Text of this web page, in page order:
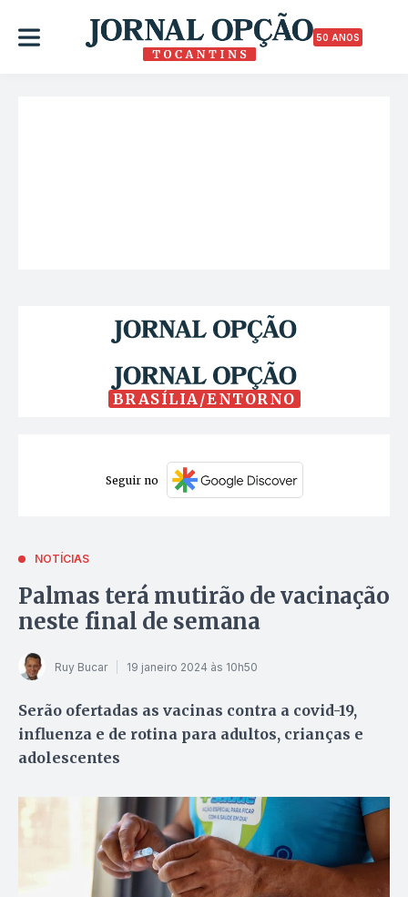
50 ANOS
BRASÍLIA/ENTORNO
Seguir no
NOTÍCIAS
Palmas terá mutirão de vacinação
neste final de semana
Ruy Bucar 19 janeiro 2024 às 10h50
Serão ofertadas as vacinas contra a covid-19,
influenza e de rotina para adultos, crianças e
adolescentes